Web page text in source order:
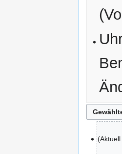
Aktuell